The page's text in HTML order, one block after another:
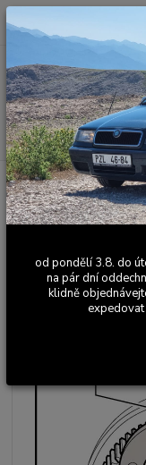
Po - Pá 9:00 - 17:00
Úvod Části motoru
demontáž vačkového hřídele
Dílenský
MP 1-216
vačkového
od pondělí 3.8. do
na pár dní
klidně
expedovat